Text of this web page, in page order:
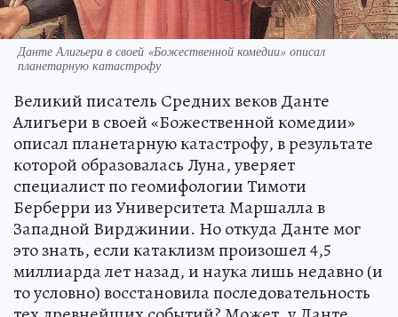
Данте Алигьери в своей «Божественной комедии» описал
планетарную катастрофу
Великий писатель Средних веков Данте
Алигьери в своей «Божественной комедии»
описал планетарную катастрофу, в результате
которой образовалась Луна, уверяет
специалист по геомифологии Тимоти
Берберри из Университета Маршалла в
Западной Вирджинии. Но откуда Данте мог
это знать, если катаклизм произошел 4,5
миллиарда лет назад, и наука лишь недавно (и
то условно) восстановила последовательность